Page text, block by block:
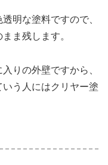
明な塗料ですので、
ま残します。
りの外壁ですから、
う人にはクリヤー塗